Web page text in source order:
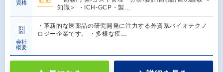
資格
知識＞ ・ICH-GCP・製…
会社
概要
・革新的な医薬品の研究開発に注力する外資系バイオテクノ
ロジー企業です。 ・多様な疾…